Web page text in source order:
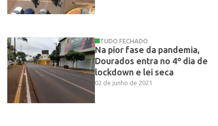
TUDO FECHADO
Na pior fase da pandemia,
Dourados entra no 4º dia de
lockdown e lei seca
02 de junho de 2021